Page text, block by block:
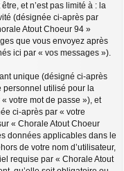
et n’est pas limité à : la
(désignée ci-après par
Atout Choeur 94 »
que vous envoyez après
ici par « vos messages »).
unique (désigné ci-après
personnel utilisé pour la
votre mot de passe »), et
ci-après par « votre
« Chorale Atout Choeur
données applicables dans le
de votre nom d’utilisateur,
requise par « Chorale Atout